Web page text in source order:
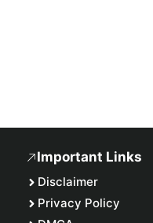
Important Links
Disclaimer
Privacy Policy